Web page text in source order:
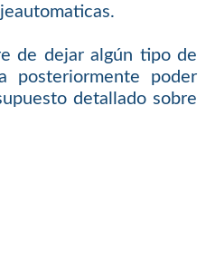
de dejar algún tipo de
posteriormente poder
detallado sobre